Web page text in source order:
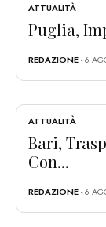
ATTUALITÀ
Puglia,
REDAZIONE- 6
ATTUALITÀ
Bari,
Con...
REDAZIONE- 6